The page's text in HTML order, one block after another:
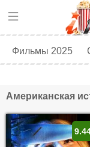
Фильмы 2025
Американская